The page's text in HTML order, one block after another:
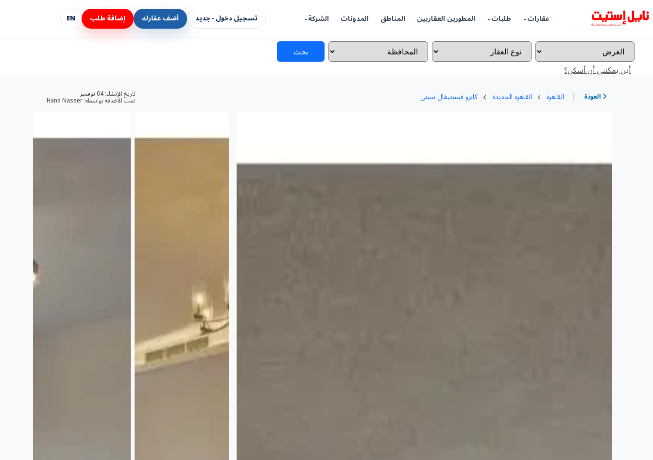
عقارات طلبات المطورين العقاريين المناطق المدونات الشركة تسجيل دخول - جديد أضف عقارك إضافة طلب EN
بحث
أين يمكننى أن أسكن؟
العودة | القاهرة القاهرة الجديدة كايرو فيستيفال سيتى تاريخ الإنشاء: 04 نوفمبر
تمت الاضافه بواسطه: Hana Nasser